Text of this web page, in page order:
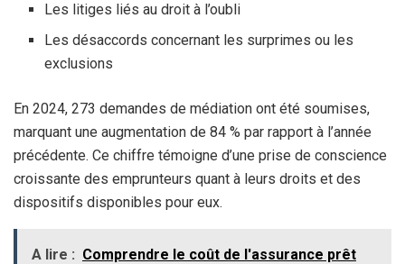
Les litiges liés au droit à l’oubli
Les désaccords concernant les surprimes ou les
exclusions
En 2024, 273 demandes de médiation ont été soumises,
marquant une augmentation de 84 % par rapport à l’année
précédente. Ce chiffre témoigne d’une prise de conscience
croissante des emprunteurs quant à leurs droits et des
dispositifs disponibles pour eux.
A lire : Comprendre le coût de l'assurance prêt